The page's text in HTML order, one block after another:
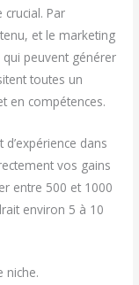
Par
et le marketing
peuvent générer
toutes un
en compétences.
dans
vos gains
entre 500 et 1000
environ 5 à 10
niche.